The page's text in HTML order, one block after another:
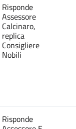
Risponde
Assessore
Calcinaro,
replica
Consigliere
Nobili
Risponde